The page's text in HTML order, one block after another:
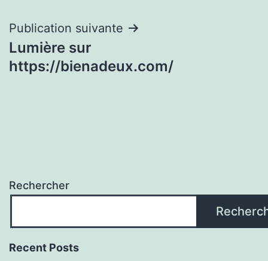
Publication suivante
Lumière sur
https://bienadeux.com/
Rechercher
Recent Posts